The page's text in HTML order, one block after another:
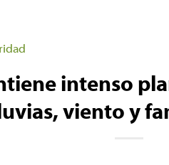
intenso
viento y